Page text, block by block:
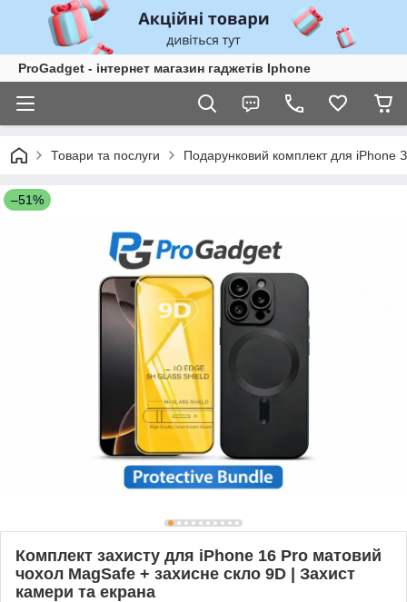
ProGadget - iнтернет магазин гаджетів Iphone
Товари та послуги Подарунковий комплект для iPhone
–51%
Комплект захисту для iPhone 16 Pro матовий
чохол MagSafe + захисне скло 9D | Захист
камери та екрана